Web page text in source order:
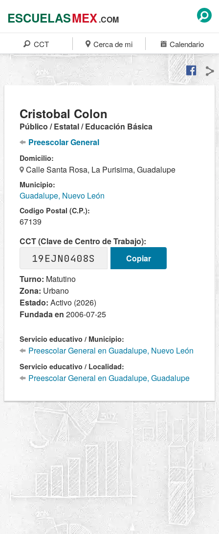
ESCUELASMEX.COM
CCT Cerca de mi Calendario
Cristobal Colon
Público / Estatal / Educación Básica
Preescolar General
Domicilio:
Calle Santa Rosa, La Purisima, Guadalupe
Municipio:
Guadalupe, Nuevo León
Codigo Postal (C.P.):
67139
CCT (Clave de Centro de Trabajo):
19EJN0408S
Copiar
Turno: Matutino
Zona: Urbano
Estado: Activo (2026)
Fundada en 2006-07-25
Servicio educativo / Municipio:
Preescolar General en Guadalupe, Nuevo León
Servicio educativo / Localidad:
Preescolar General en Guadalupe, Guadalupe